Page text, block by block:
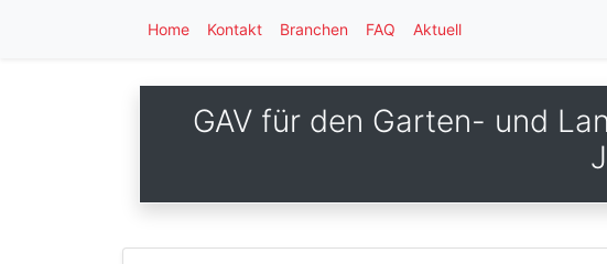
Home Kontakt Branchen FAQ Aktuell
GAV für den Garten- und